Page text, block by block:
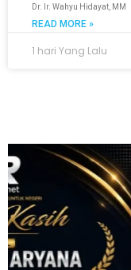
Dr. Ir. Wahyu Hidayat, MM
READ MORE »
1 hari Yang Lalu